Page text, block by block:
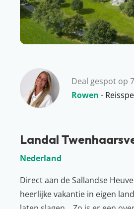
Deal gespot op
Rowen -
Landal
Nederland
Direct aan de Sallandse
heerlijke vakantie in eigen